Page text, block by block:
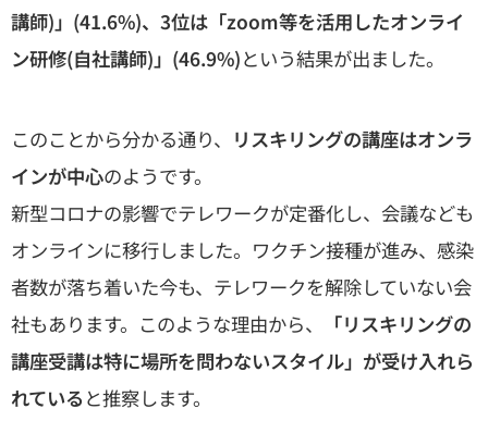
講師)」(41.6%)、3位は「zoom等を活用したオンライ
ン研修(自社講師)」(46.9%)という結果が出ました。
このことから分かる通り、 リスキリングの講座はオンラ
インが中心のようです。
新型コロナの影響でテレワークが定番化し、会議なども
オンラインに移行しました。ワクチン接種が進み、感染
者数が落ち着いた今も、テレワークを解除していない会
社もあります。このような理由から、
「リスキリングの
講座受講は特に場所を問わないスタイル」が受け入れら
れている と推察します。